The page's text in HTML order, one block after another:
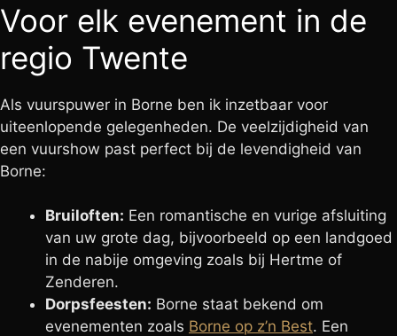
Voor elk evenement in de
regio Twente
Als vuurspuwer in Borne ben ik inzetbaar voor
uiteenlopende gelegenheden. De veelzijdigheid van
een vuurshow past perfect bij de levendigheid van
Borne:
Bruiloften: Een romantische en vurige afsluiting
van uw grote dag, bijvoorbeeld op een landgoed
in de nabije omgeving zoals bij Hertme of
Zenderen.
Dorpsfeesten: Borne staat bekend om
evenementen zoals Borne op z’n Best. Een